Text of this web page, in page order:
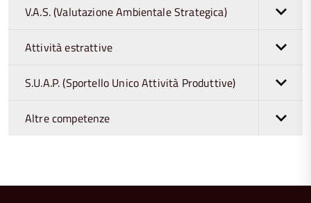
V.A.S. (Valutazione Ambientale Strategica)
Attività estrattive
S.U.A.P. (Sportello Unico Attività Produttive)
Altre competenze
del